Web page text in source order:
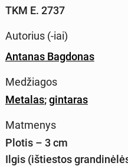
TKM E. 2737
Autorius (-iai)
Antanas Bagdonas
Medžiagos
Metalas;gintaras
Matmenys
Plotis – 3 cm
Ilgis (ištiestos